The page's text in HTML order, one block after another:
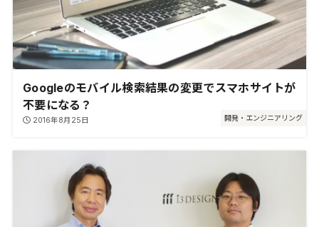
開発・エンジニアリング
Googleのモバイル検索結果の変更でスマホサイトが
不要になる？
2016年8月25日